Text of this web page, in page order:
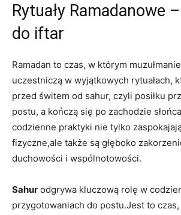
Rytuały Ramadanowe
do ‌iftar
Ramadan to czas, w którym
uczestniczą w wyjątkowych ​rytuałach,
przed⁣ świtem ⁤od sahur, czyli posiłku
postu, a kończą się po⁤ zachodzie
codzienne ⁣praktyki nie‌ tylko
fizyczne,ale także są głęboko
duchowości i wspólnotowości. ⁢
Sahur odgrywa ⁢kluczową rolę w
przygotowaniach‍ do ‍postu.Jest to